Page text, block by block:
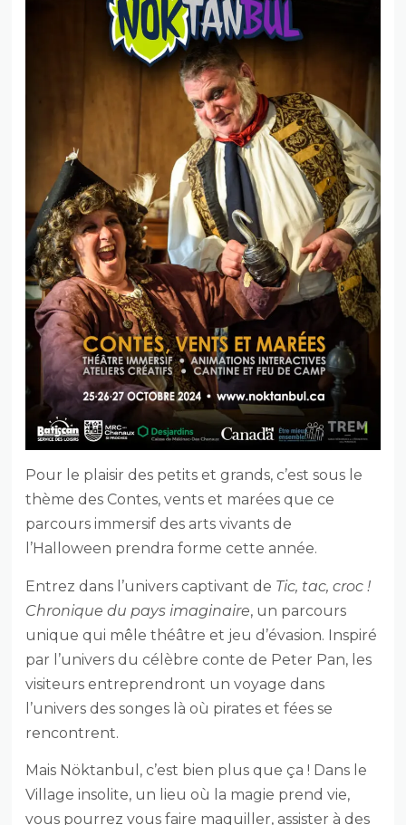
Pour le plaisir des petits et grands, c’est sous le
thème des Contes, vents et marées que ce
parcours immersif des arts vivants de
l’Halloween prendra forme cette année.
Entrez dans l’univers captivant de Tic, tac, croc !
Chronique du pays imaginaire, un parcours
unique qui mêle théâtre et jeu d’évasion. Inspiré
par l’univers du célèbre conte de Peter Pan, les
visiteurs entreprendront un voyage dans
l’univers des songes là où pirates et fées se
rencontrent.
Mais Nöktanbul, c’est bien plus que ça ! Dans le
Village insolite, un lieu où la magie prend vie,
vous pourrez vous faire maquiller, assister à des